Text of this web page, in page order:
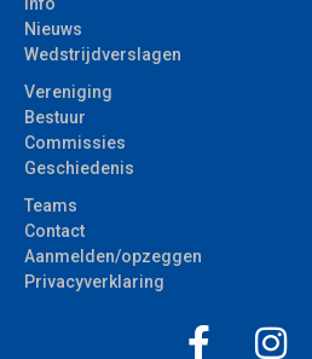
Nieuws
Wedstrijdverslagen
Vereniging
Bestuur
Commissies
Geschiedenis
Teams
Contact
Aanmelden/opzeggen
Privacyverklaring